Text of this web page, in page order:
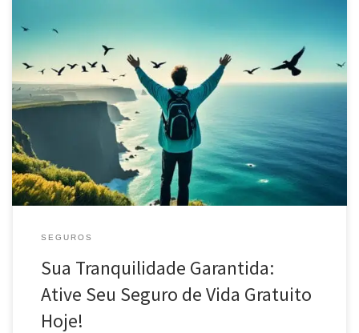
Descubra como obter seu Seguro de Vida Gratuito e proteja o
futuro da sua família. Garanta tranquilidade financeira sem custos
adicionais. Ative já!
SEGUROS
Sua Tranquilidade Garantida:
Ative Seu Seguro de Vida Gratuito
Hoje!